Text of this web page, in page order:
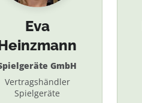
Eva
GmbH
Vertragshändler
Spielgeräte